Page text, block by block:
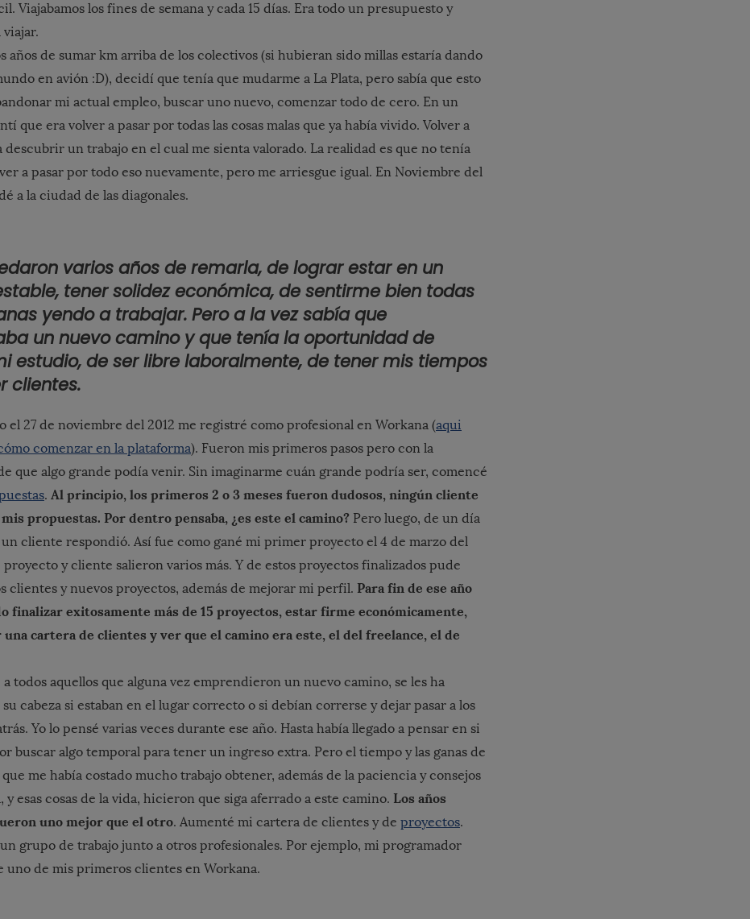
Viajabamos los fines de semana y cada 15 días. Era todo un presupuesto y
años de sumar km arriba de los colectivos (si hubieran sido millas estaría dando
en avión :D), decidí que tenía que mudarme a La Plata, pero sabía que esto
mi actual empleo, buscar uno nuevo, comenzar todo de cero. En un
que era volver a pasar por todas las cosas malas que ya había vivido. Volver a
descubrir un trabajo en el cual me sienta valorado. La realidad es que no tenía
a pasar por todo eso nuevamente, pero me arriesgue igual. En Noviembre del
a la ciudad de las diagonales.
varios años de remarla, de lograr estar en un
tener solidez económica, de sentirme bien todas
yendo a trabajar. Pero a la vez sabía que
un nuevo camino y que tenía la oportunidad de
estudio, de ser libre laboralmente, de tener mis tiempos
clientes.
el 27 de noviembre del 2012 me registré como profesional en Workana (aqui
comenzar en la plataforma). Fueron mis primeros pasos pero con la
que algo grande podía venir. Sin imaginarme cuán grande podría ser, comencé
. Al principio, los primeros 2 o 3 meses fueron dudosos, ningún cliente
propuestas. Por dentro pensaba, ¿es este el camino? Pero luego, de un día
cliente respondió. Así fue como gané mi primer proyecto el 4 de marzo del
proyecto y cliente salieron varios más. Y de estos proyectos finalizados pude
clientes y nuevos proyectos, además de mejorar mi perfil. Para fin de ese año
finalizar exitosamente más de 15 proyectos, estar firme económicamente,
cartera de clientes y ver que el camino era este, el del freelance, el de
todos aquellos que alguna vez emprendieron un nuevo camino, se les ha
cabeza si estaban en el lugar correcto o si debían correrse y dejar pasar a los
Yo lo pensé varias veces durante ese año. Hasta había llegado a pensar en si
buscar algo temporal para tener un ingreso extra. Pero el tiempo y las ganas de
me había costado mucho trabajo obtener, además de la paciencia y consejos
y esas cosas de la vida, hicieron que siga aferrado a este camino. Los años
uno mejor que el otro. Aumenté mi cartera de clientes y de proyectos.
grupo de trabajo junto a otros profesionales. Por ejemplo, mi programador
de mis primeros clientes en Workana.